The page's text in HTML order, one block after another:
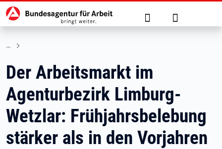
zu den Hauptinhalten springen
Hauptnavigation Suche Anmelden
Der Arbeitsmarkt im
Agenturbezirk Limburg-
Wetzlar: Frühjahrsbelebung
stärker als in den Vorjahren